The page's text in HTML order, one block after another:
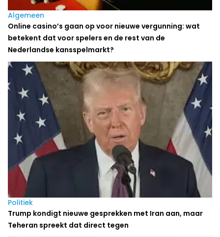
Algemeen
Online casino’s gaan op voor nieuwe vergunning: wat
betekent dat voor spelers en de rest van de
Nederlandse kansspelmarkt?
Politiek
Trump kondigt nieuwe gesprekken met Iran aan, maar
Teheran spreekt dat direct tegen